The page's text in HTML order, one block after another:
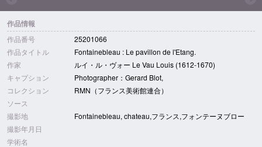
作品情報
作品番号
25201066
作品タイトル
Fontainebleau : Le pavillon de l'Etang.
作家
ルイ・ル・ヴォー Le Vau Louis (1612-1670)
キャプション
Photographer：Gerard Blot,
コレクション
RMN（フランス美術館連合）
ソース
撮影地
Fontainebleau, chateau,フランス,フォンテーヌブロー
撮影年月日
学術名